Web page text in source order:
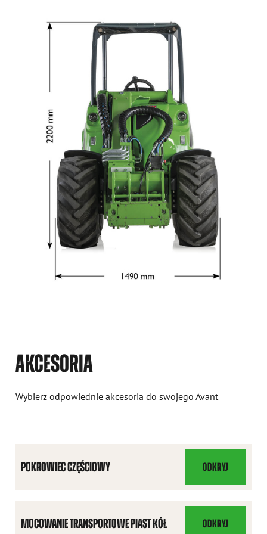
AKCESORIA
Wybierz odpowiednie akcesoria do swojego Avant
POKROWIEC CZĘŚCIOWY ODKRYJ
POKROWIEC
CZĘŚCIOWY
MOCOWANIE TRANSPORTOWE PIAST KÓŁ ODKRYJ
MOCOWANIE